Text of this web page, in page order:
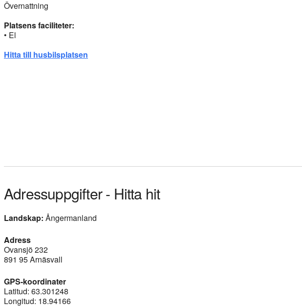
Övernattning
Platsens faciliteter:
• El
Hitta till husbilsplatsen
Adressuppgifter - Hitta hit
Landskap: Ångermanland
Adress
Ovansjö 232
891 95 Arnäsvall
GPS-koordinater
Latitud: 63.301248
Longitud: 18.94166